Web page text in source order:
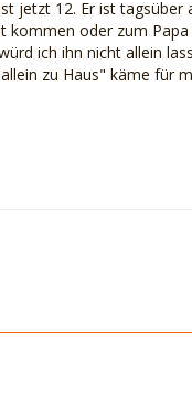
jetzt 12. Er ist
kommen oder zum Papa
ich ihn nicht allein
zu Haus" käme für